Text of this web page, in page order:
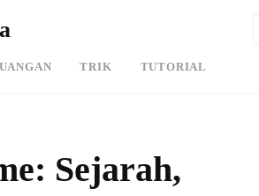
TRIK TUTORIAL
Sejarah,